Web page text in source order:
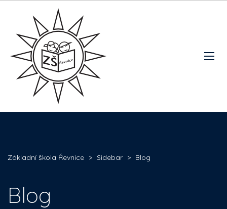
Základní škola Řevnice > Sidebar > Blog
Blog